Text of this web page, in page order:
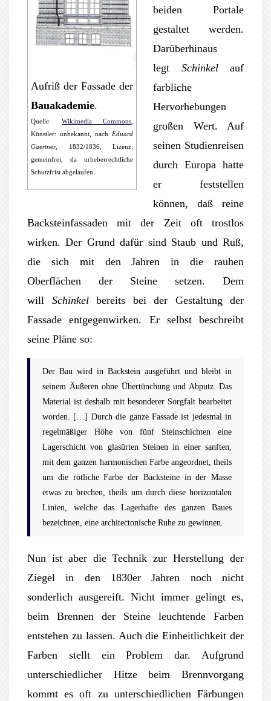
Aufriß der Fassade der
Bauakademie.
Quelle: Wikimedia Commons,
Künstler: unbekannt, nachEduard
Gaertner, 1832/1836, Lizenz:
gemeinfrei, da urheberrechtliche
Schutzfrist abgelaufen.
beiden Portale
gestaltet werden.
Darüberhinaus
legt Schinkelauf
farbliche
Hervorhebungen
großen Wert. Auf
seinen Studienreisen
durch Europa hatte
er feststellen
können, daß reine
Backsteinfassaden mit der Zeit oft trostlos
wirken. Der Grund dafür sind Staub und Ruß,
die sich mit den Jahren in die rauhen
Oberflächen der Steine setzen. Dem
will Schinkelbereits bei der Gestaltung der
Fassade entgegenwirken. Er selbst beschreibt
seine Pläne so:
Der Bau wird in Backstein ausgeführt und bleibt in
seinem Äußeren ohne Übertünchung und Abputz. Das
Material ist deshalb mit besonderer Sorgfalt bearbeitet
worden. […] Durch die ganze Fassade ist jedesmal in
regelmäßiger Höhe von fünf Steinschichten eine
Lagerschicht von glasürten Steinen in einer sanften,
mit dem ganzen harmonischen Farbe angeordnet, theils
um die rötliche Farbe der Backsteine in der Masse
etwas zu brechen, theils um durch diese horizontalen
Linien, welche das Lagerhafte des ganzen Baues
bezeichnen, eine architectonische Ruhe zu gewinnen.
Nun ist aber die Technik zur Herstellung der
Ziegel in den 1830er Jahren noch nicht
sonderlich ausgereift. Nicht immer gelingt es,
beim Brennen der Steine leuchtende Farben
entstehen zu lassen. Auch die Einheitlichkeit der
Farben stellt ein Problem dar. Aufgrund
unterschiedlicher Hitze beim Brennvorgang
kommt es oft zu unterschiedlichen Färbungen